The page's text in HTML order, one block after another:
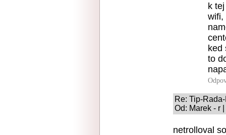
k
wifi,
ked
to
Re: Tip-
Od: Marek - r
netrolloval